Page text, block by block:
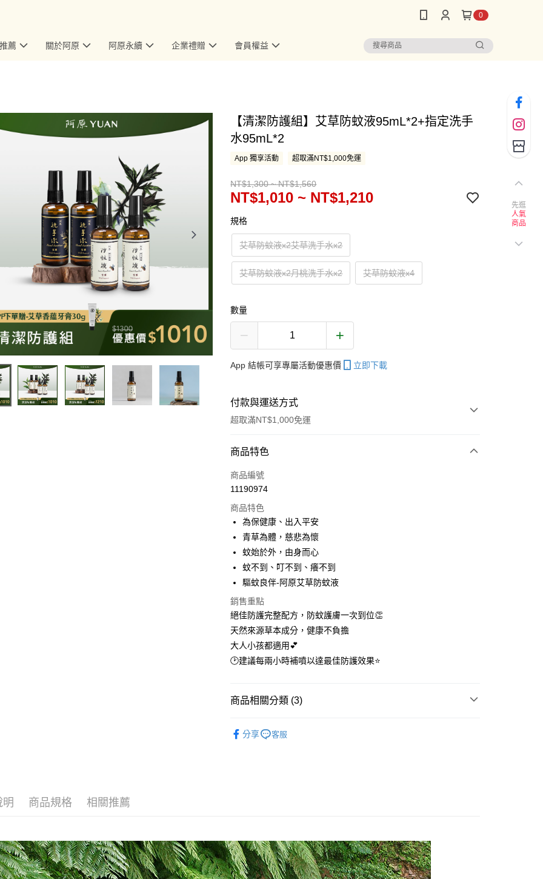
0
薦 關於阿原 阿原永續 企業禮贈 會員權益
【清潔防護組】艾草防蚊液95mL*2+指定洗手
水95mL*2
App 獨享活動 超取滿NT$1,000免運
NT$1,300 ~ NT$1,560
NT$1,010 ~ NT$1,210
規格
艾草防蚊液x2艾草洗手水x2
艾草防蚊液x2月桃洗手水x2 艾草防蚊液x4
數量
App 結帳可享專屬活動優惠價 立即下載
付款與運送方式
超取滿NT$1,000免運
付款方式
信用卡一次付款
Apple Pay
街口支付
悠遊付
全盈+PAY
大哥付你分期
相關說明
【大哥付你分期使用說明】
1.本服務由台灣大哥大提供，台灣大哥大用戶可立即使用無須另外申請。
2.付款方式選擇「大哥付你分期」，訂單成立後會自動跳轉到大哥付的交易
流程，驗證手機門號後，選擇欲分期的期數、繳款截止日，確認付款後即
4.訂單成立30分鐘內，如未前往確認交易或遇審核未通過，訂單將自動取
【繳款方式說明】
2.基於同意付款使用「大哥付你分期」之契約關係目的，商店將以您的個人
資料（包含姓名、電話或地址）提供予台灣大哥大進項蒐集、處理及利
用，由本公司與您本人進行分期帳單所需資料之確認、核對及更正。
3.完整用戶服務條款，請詳閱以下連結：https://oppay.tw/userRule
AFTEE先享後付
相關說明
１．簡單：不需註冊會員、不需綁卡、不需儲值。
※ 交易是否成功請以「AFTEE先享後付 」之結帳頁面顯示為準，若有關於
是否繳費成功／繳費後需取消欲退款等相關疑問，請聯繫「AFTEE先享後
付客戶支援中心」https://netprotections.freshdesk.com/support/home
⭕超取僅提供付款後全家取貨
黑貓宅配｜線上支付
每筆NT$100，滿NT$1,000(含以上)免運費
商品特色
商品編號
11190974
商品特色
為保健康、出入平安
青草為體，慈悲為懷
蚊始於外，由身而心
蚊不到、叮不到、癢不到
驅蚊良伴-阿原艾草防蚊液
銷售重點
絕佳防護完整配方，防蚊護膚一次到位👏
天然來源草本成分，健康不負擔
大人小孩都適用💕
🕑建議每兩小時補噴以達最佳防護效果⭐
商品相關分類 (3)
分享 客服
明 商品規格 相關推薦
先逛
人氣
商品